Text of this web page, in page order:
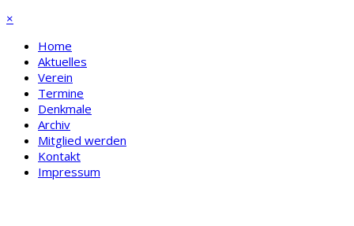
×
Home
Aktuelles
Verein
Termine
Denkmale
Archiv
Mitglied werden
Kontakt
Impressum